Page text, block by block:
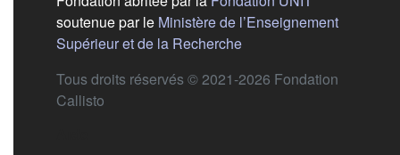
soutenue par le Ministère de l’Enseignement
Supérieur et de la Recherche(s'ouvre dans un nouvel
Tous droits réservés © 2021-2026 Fondation
Callisto